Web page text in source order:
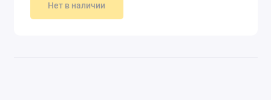
Нет в наличии